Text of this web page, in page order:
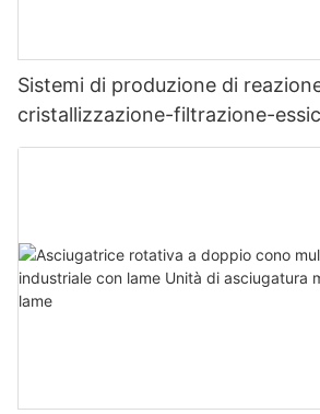
Sistemi di produzione di
cristallizzazione-filtrazione-
su skid